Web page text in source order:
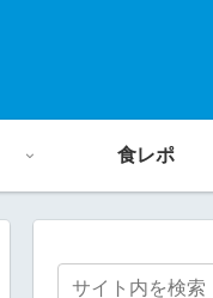
食レポ